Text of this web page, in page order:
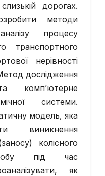
дорогах.
методи
процесу
транспортного
нерівності
дослідження
комп’ютерне
системи.
модель, яка
виникнення
колісного
під час
як